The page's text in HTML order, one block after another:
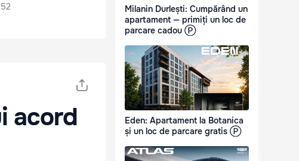
acord
Milanin Durlești: Cumpărând un
apartament — primiți un loc de
parcare cadou Ⓟ
Eden: Apartament la Botanica
și un loc de parcare gratis Ⓟ